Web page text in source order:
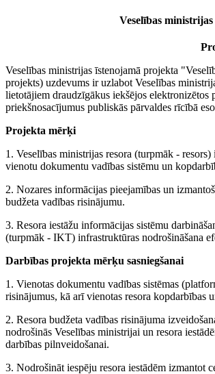
Veselības
Veselības ministrijas īstenojamā projekta
projekts) uzdevums ir uzlabot Veselības
lietotājiem draudzīgākus iekšējos
priekšnosacījumus publiskās pārvaldes rīcībā
Projekta mērķi
1. Veselības ministrijas resora (turpmāk -
vienotu dokumentu vadības sistēmu un
2. Nozares informācijas pieejamības un
budžeta vadības risinājumu.
3. Resora iestāžu informācijas sistēmu
(turpmāk - IKT) infrastruktūras nodrošināšana
Darbības projekta mērķu sasniegšanai
1. Vienotas dokumentu vadības sistēmas
risinājumus, kā arī vienotas resora kopdarbības
2. Resora budžeta vadības risinājuma
nodrošinās Veselības ministrijai un resora
darbības pilnveidošanai.
3. Nodrošināt iespēju resora iestādēm izmantot